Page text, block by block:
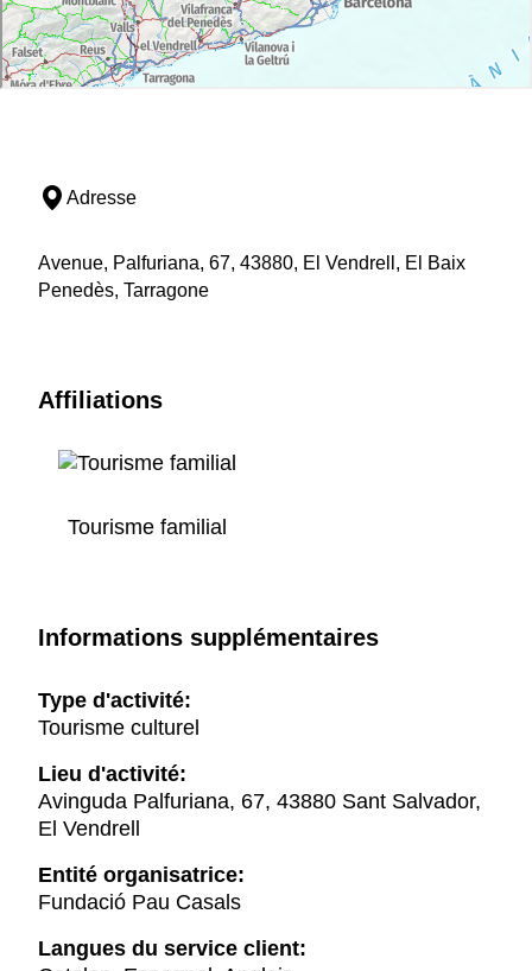
Adresse
Avenue, Palfuriana, 67, 43880, El Vendrell, El Baix
Penedès, Tarragone
Affiliations
Tourisme familial
Informations supplémentaires
Type d'activité:
Tourisme culturel
Lieu d'activité:
Avinguda Palfuriana, 67, 43880 Sant Salvador,
El Vendrell
Entité organisatrice:
Fundació Pau Casals
Langues du service client: